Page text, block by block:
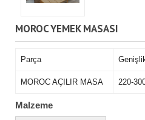
MOROC YEMEK MASASI
Parça
MOROC AÇILIR MASA 220-
Malzeme